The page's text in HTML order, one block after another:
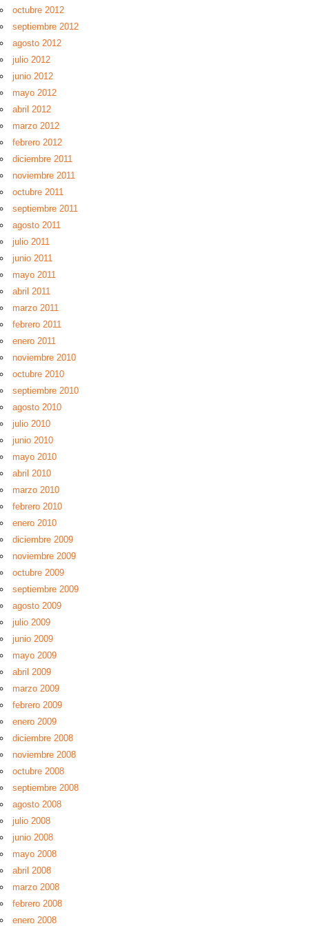
octubre 2012
septiembre 2012
agosto 2012
julio 2012
junio 2012
mayo 2012
abril 2012
marzo 2012
febrero 2012
diciembre 2011
noviembre 2011
octubre 2011
septiembre 2011
agosto 2011
julio 2011
junio 2011
mayo 2011
abril 2011
marzo 2011
febrero 2011
enero 2011
noviembre 2010
octubre 2010
septiembre 2010
agosto 2010
julio 2010
junio 2010
mayo 2010
abril 2010
marzo 2010
febrero 2010
enero 2010
diciembre 2009
noviembre 2009
octubre 2009
septiembre 2009
agosto 2009
julio 2009
junio 2009
mayo 2009
abril 2009
marzo 2009
febrero 2009
enero 2009
diciembre 2008
noviembre 2008
octubre 2008
septiembre 2008
agosto 2008
julio 2008
junio 2008
mayo 2008
abril 2008
marzo 2008
febrero 2008
enero 2008